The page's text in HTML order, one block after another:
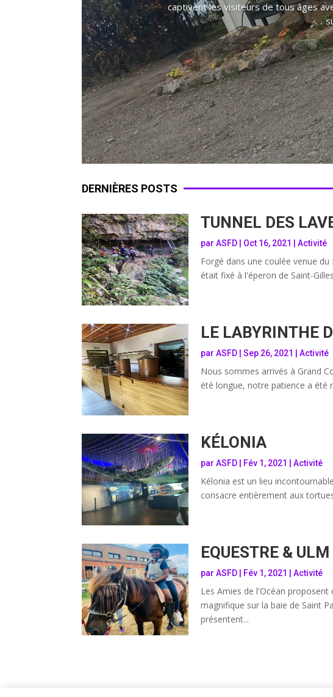
captivent les visiteurs de tous âges
DERNIÈRES POSTS
TUNNEL DES
parASFD Oct 16, 2021 |Activité
Forgé dans une coulée venue
était fixé à l'éperon de Saint-
LE LABYRINTHE
parASFD |Sep 26, 2021 |Activité
Nous sommes arrivés à Grand
été longue, notre patience a été
KÉLONIA
parASFD Fév 1, 2021 |Activité
Kélonia est un lieu
consacre entièrement aux
EQUESTRE & ULM
parASFD Fév 1, 2021 |Activité
Les Amies de l'Océan
magnifique sur la baie de Saint
présentent...